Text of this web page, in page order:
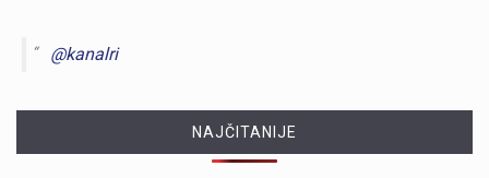
@kanalri
NAJČITANIJE